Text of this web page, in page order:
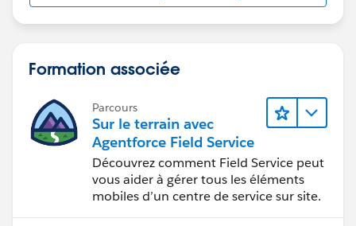
Formation associée
Parcours
Sur le terrain avec
Agentforce Field Service
Découvrez comment Field Service peut
vous aider à gérer tous les éléments
mobiles d’un centre de service sur site.